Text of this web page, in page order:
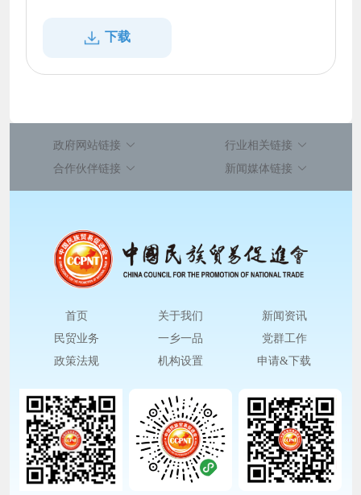
下载
政府网站链接
行业相关链接
合作伙伴链接
新闻媒体链接
首页 关于我们
新闻资讯
民贸业务
一乡一品
党群工作
政策法规
机构设置 申请&下载